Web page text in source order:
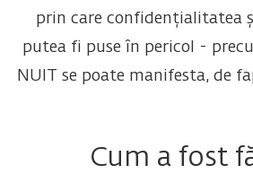
prin care confidențialitatea
putea fi puse în pericol -
NUIT se poate manifesta, de
Cum a fost